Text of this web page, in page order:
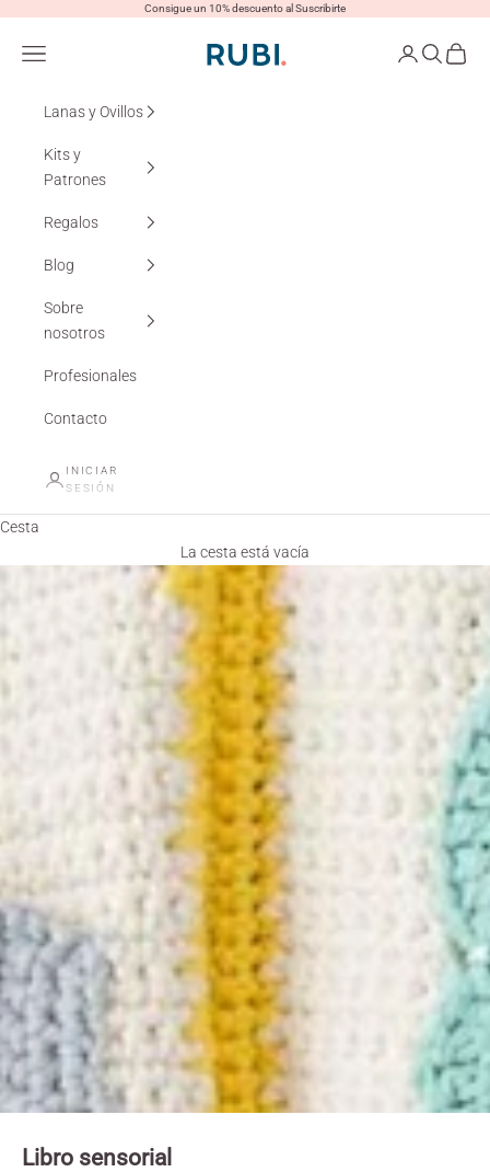
Consigue un 10% descuento al Suscribirte
Lanas Rubí
Menú Iniciar sesión
Buscar
Cesta
Lanas y Ovillos
Kits y
Patrones
Regalos
Blog
Sobre
nosotros
Profesionales
Contacto
INICIAR
SESIÓN
Cesta
La cesta está vacía
Libro sensorial